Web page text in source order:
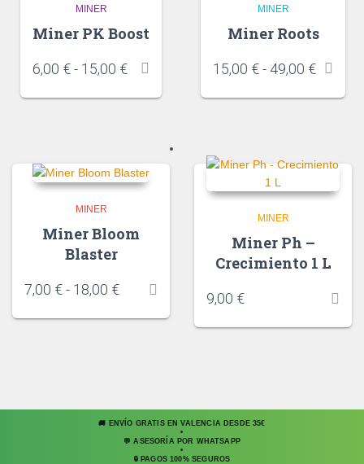
MINER
Miner PK Boost
6,00 €- 15,00 €
MINER
Miner Roots
15,00 €- 49,00 €
MINER
Miner Bloom
Blaster
7,00 €- 18,00 €
MINER
Miner Ph –
Crecimiento 1 L
9,00 €
🚚 ENVÍO GRATIS EN VALENCIA DESDE 35€
•
💬 ASESORÍA POR WHATSAPP
•
🔒 PAGOS 100% SEGUROS